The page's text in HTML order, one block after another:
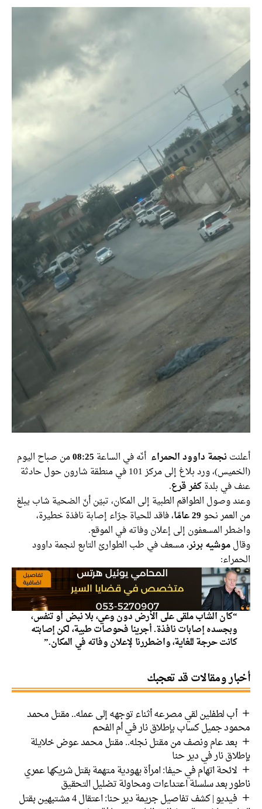
أعلنتنجمة داوود الحمراء أنّه في الساعة 08:25من صباح اليوم
(الخميس)، ورد بلاغ إلى مركز 101 في منطقة شارون حول حادثة
عنف في بلدةكفر قرع.
وعند وصول الطواقم الطبية إلى المكان، تبيّن أنّ الضحية شاب يبلغ
من العمر نحو29 عامًا
، فاقد للحياة جرّاء إصابة نافذة خطيرة،
واضطر المسعفون إلى إعلان وفاته في الموقع.
وقالموشيه برنر، مسعف في طب الطوارئ التابع لنجمة داوود
الحمراء:
“كان الشاب ملقى على الأرض دون وعي، بلا نبض أو تنفس،
وبجسده إصابات نافذة. أجرينا فحوصات طبية، لكن إصابته
كانت حرجة للغاية، واضطررنا لإعلان وفاته في المكان.”
أخبار ومقالات قد تعجبك
أب لطفلين لقي مصرعه أثناء توجهه إلى عمله.. مقتل محمد
محمود جميل كساب بإطلاق نار في أم الفحم
بعد عام ونصف من مقتل نجله.. مقتل محمد عوض خلايلة
بإطلاق نار في دير حنا
لائحة اتهام في حيفا: امرأة يهودية متهمة بقتل شريكها عمري
ناطور بعد سلسلة اعتداءات ومحاولة تضليل التحقيق
فيديو | كشف تفاصيل جريمة دير حنا: اعتقال 4 مشتبهين بقتل